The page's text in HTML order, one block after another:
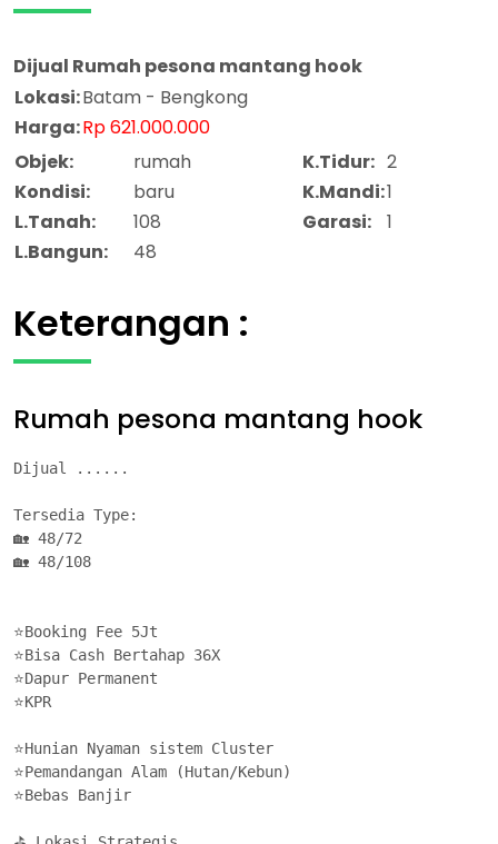
Dijual Rumah pesona mantang hook
Lokasi:Batam - Bengkong
Harga:Rp 621.000.000
Objek:
rumah K.Tidur: 2
Kondisi:
baru K.Mandi:1
L.Tanah:
108 Garasi:
1
L.Bangun:
48
Keterangan :
Rumah pesona mantang hook
Dijual ......
Tersedia Type:
🏡 48/72
🏡 48/108
⭐Booking Fee 5Jt
⭐Bisa Cash Bertahap 36X
⭐Dapur Permanent
⭐KPR
⭐Hunian Nyaman sistem Cluster
⭐Pemandangan Alam (Hutan/Kebun)
⭐Bebas Banjir